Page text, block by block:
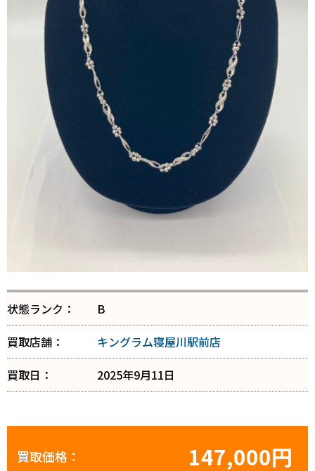
状態ランク：
B
買取店舗：
キングラム寝屋川駅前店
買取日：
2025年9月11日
買取価格： 147,000円